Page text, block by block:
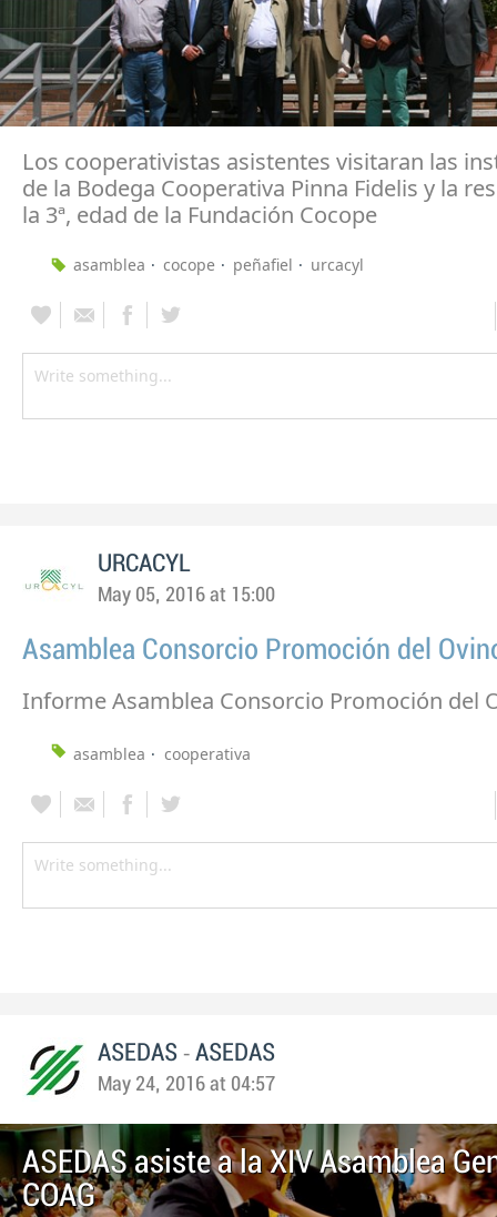
Los cooperativistas asistentes visitaran las
de la Bodega Cooperativa Pinna Fidelis y la
la 3ª, edad de la Fundación Cocope
asamblea cocope peñafiel urcacyl
URCACYL
May 05, 2016 at 15:00
Asamblea Consorcio Promoción del
Informe Asamblea Consorcio Promoción del
asamblea cooperativa
ASEDAS - ASEDAS
May 24, 2016 at 04:57
ASEDAS asiste a la XIV Asamblea
COAG